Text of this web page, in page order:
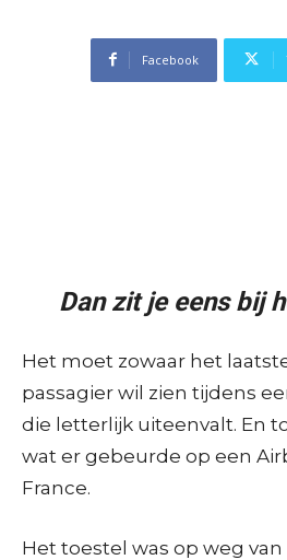
Facebook
Dan zit je eens bij
Het moet zowaar het
passagier wil zien tijdens
die letterlijk uiteenvalt. En
wat er gebeurde op een
France.
Het toestel was op weg van